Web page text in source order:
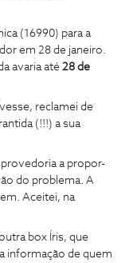
(16990) para a
em 28 de janeiro.
avaria até 28 de
reclamei de
(!!!) a sua
provedoria a propor-
do problema. A
Aceitei, na
box Íris, que
informação de quem